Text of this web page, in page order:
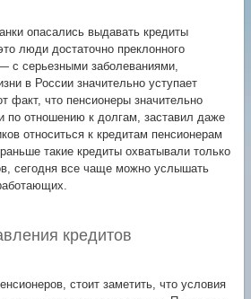
опасались выдавать кредиты
люди достаточно преклонного
с серьезными заболеваниями,
в России значительно уступает
факт, что пенсионеры значительно
по отношению к долгам, заставил даже
относиться к кредитам пенсионерам
такие кредиты охватывали только
сегодня все чаще можно услышать
кредитов
стоит заметить, что условия